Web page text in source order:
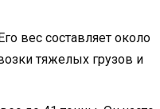
вес составляет около
тяжелых грузов и